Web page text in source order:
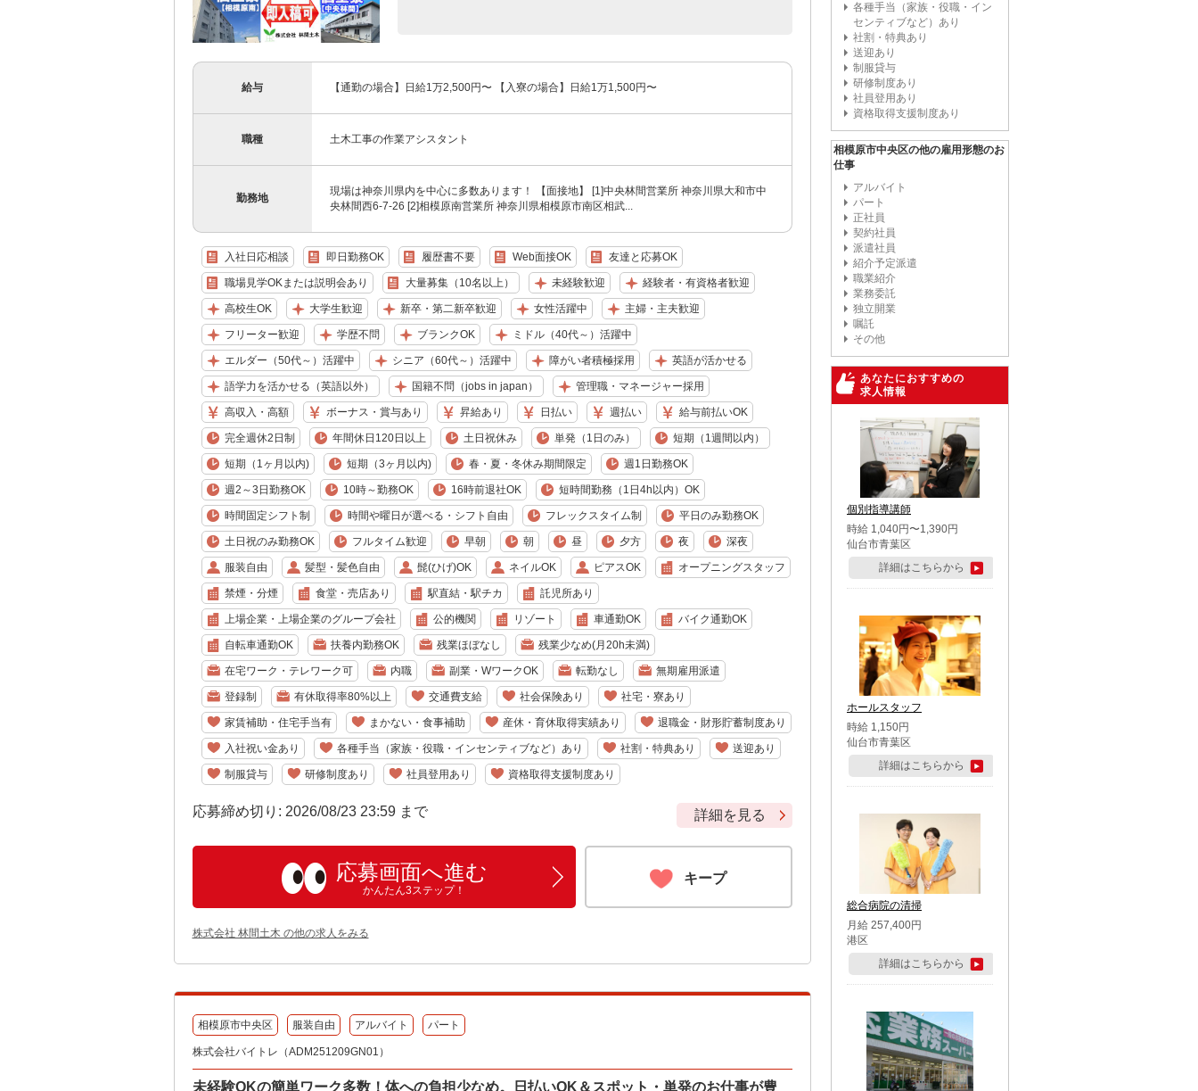
給与 【通勤の場合】日給1万2,500円〜 【入寮の場合】日給1万1,500円〜
職種 土木工事の作業アシスタント
勤務地
現場は神奈川県内を中心に多数あります！ 【面接地】 [1]中央林間営業所 神奈川県大和市中
央林間西6-7-26 [2]相模原南営業所 神奈川県相模原市南区相武...
入社日応相談 即日勤務OK 履歴書不要 Web面接OK 友達と応募OK
職場見学OKまたは説明会あり 大量募集（10名以上） 未経験歓迎 経験者・有資格者歓迎
高校生OK 大学生歓迎 新卒・第二新卒歓迎 女性活躍中 主婦・主夫歓迎
フリーター歓迎 学歴不問 ブランクOK ミドル（40代～）活躍中
エルダー（50代～）活躍中 シニア（60代～）活躍中 障がい者積極採用 英語が活かせる
語学力を活かせる（英語以外） 国籍不問（jobs in japan） 管理職・マネージャー採用
高収入・高額 ボーナス・賞与あり 昇給あり 日払い 週払い 給与前払いOK
完全週休2日制 年間休日120日以上 土日祝休み 単発（1日のみ） 短期（1週間以内）
短期（1ヶ月以内) 短期（3ヶ月以内) 春・夏・冬休み期間限定 週1日勤務OK
週2～3日勤務OK 10時～勤務OK 16時前退社OK 短時間勤務（1日4h以内）OK
時間固定シフト制 時間や曜日が選べる・シフト自由 フレックスタイム制 平日のみ勤務OK
土日祝のみ勤務OK フルタイム歓迎 早朝 朝 昼 夕方 夜 深夜
服装自由 髪型・髪色自由 髭(ひげ)OK ネイルOK ピアスOK オープニングスタッフ
禁煙・分煙 食堂・売店あり 駅直結・駅チカ 託児所あり
上場企業・上場企業のグループ会社 公的機関 リゾート 車通勤OK バイク通勤OK
自転車通勤OK 扶養内勤務OK 残業ほぼなし 残業少なめ(月20h未満)
在宅ワーク・テレワーク可 内職 副業・WワークOK 転勤なし 無期雇用派遣
登録制 有休取得率80%以上 交通費支給 社会保険あり 社宅・寮あり
家賃補助・住宅手当有 まかない・食事補助 産休・育休取得実績あり 退職金・財形貯蓄制度あり
入社祝い金あり 各種手当（家族・役職・インセンティブなど）あり 社割・特典あり 送迎あり
制服貸与 研修制度あり 社員登用あり 資格取得支援制度あり
応募締め切り: 2026/08/23 23:59 まで 詳細を見る
応募画面へ進む
かんたん3ステップ！
キープ
株式会社 林間土木 の他の求人をみる
相模原市中央区 服装自由 アルバイト パート
株式会社バイトレ（ADM251209GN01）
未経験OKの簡単ワーク多数！体への負担少なめ。日払いOK＆スポット・単発のお仕事が豊
各種手当（家族・役職・イン
センティブなど）あり
社割・特典あり
送迎あり
制服貸与
研修制度あり
社員登用あり
資格取得支援制度あり
相模原市中央区の他の雇用形態のお
仕事
アルバイト
パート
正社員
契約社員
派遣社員
紹介予定派遣
職業紹介
業務委託
独立開業
嘱託
その他
あなたにおすすめの
求人情報
個別指導講師
時給 1,040円〜1,390円
仙台市青葉区
詳細はこちらから
ホールスタッフ
時給 1,150円
仙台市青葉区
詳細はこちらから
総合病院の清掃
月給 257,400円
港区
詳細はこちらから